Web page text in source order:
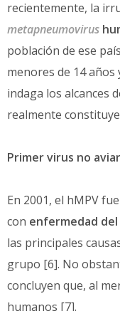
recientemente, la
metapneumovirus
población de ese
menores de 14 años
indaga los alcances
realmente
Primer virus no aviar
En 2001, el hMPV
con enfermedad
las principales
grupo [6]. No
concluyen que, al
humanos [7].